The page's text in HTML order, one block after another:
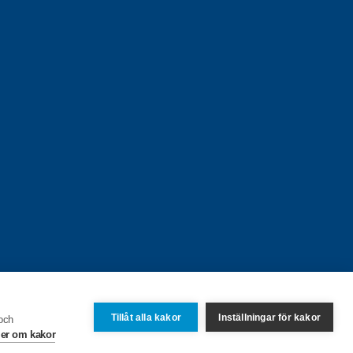
om kakor
Tillåt alla kakor Inställningar för kakor